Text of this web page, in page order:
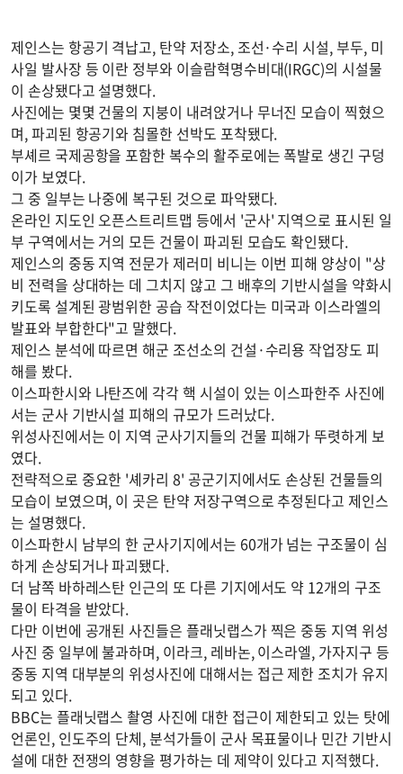
제인스는 항공기 격납고, 탄약 저장소, 조선·수리 시설, 부두, 미
사일 발사장 등 이란 정부와 이슬람혁명수비대(IRGC)의 시설물
이 손상됐다고 설명했다.
사진에는 몇몇 건물의 지붕이 내려앉거나 무너진 모습이 찍혔으
며, 파괴된 항공기와 침몰한 선박도 포착됐다.
부셰르 국제공항을 포함한 복수의 활주로에는 폭발로 생긴 구덩
이가 보였다.
그 중 일부는 나중에 복구된 것으로 파악됐다.
온라인 지도인 오픈스트리트맵 등에서 '군사' 지역으로 표시된 일
부 구역에서는 거의 모든 건물이 파괴된 모습도 확인됐다.
제인스의 중동 지역 전문가 제러미 비니는 이번 피해 양상이 "상
비 전력을 상대하는 데 그치지 않고 그 배후의 기반시설을 약화시
키도록 설계된 광범위한 공습 작전이었다는 미국과 이스라엘의
발표와 부합한다"고 말했다.
제인스 분석에 따르면 해군 조선소의 건설·수리용 작업장도 피
해를 봤다.
이스파한시와 나탄즈에 각각 핵 시설이 있는 이스파한주 사진에
서는 군사 기반시설 피해의 규모가 드러났다.
위성사진에서는 이 지역 군사기지들의 건물 피해가 뚜렷하게 보
였다.
전략적으로 중요한 '셰카리 8' 공군기지에서도 손상된 건물들의
모습이 보였으며, 이 곳은 탄약 저장구역으로 추정된다고 제인스
는 설명했다.
이스파한시 남부의 한 군사기지에서는 60개가 넘는 구조물이 심
하게 손상되거나 파괴됐다.
더 남쪽 바하레스탄 인근의 또 다른 기지에서도 약 12개의 구조
물이 타격을 받았다.
다만 이번에 공개된 사진들은 플래닛랩스가 찍은 중동 지역 위성
사진 중 일부에 불과하며, 이라크, 레바논, 이스라엘, 가자지구 등
중동 지역 대부분의 위성사진에 대해서는 접근 제한 조치가 유지
되고 있다.
BBC는 플래닛랩스 촬영 사진에 대한 접근이 제한되고 있는 탓에
언론인, 인도주의 단체, 분석가들이 군사 목표물이나 민간 기반시
설에 대한 전쟁의 영향을 평가하는 데 제약이 있다고 지적했다.